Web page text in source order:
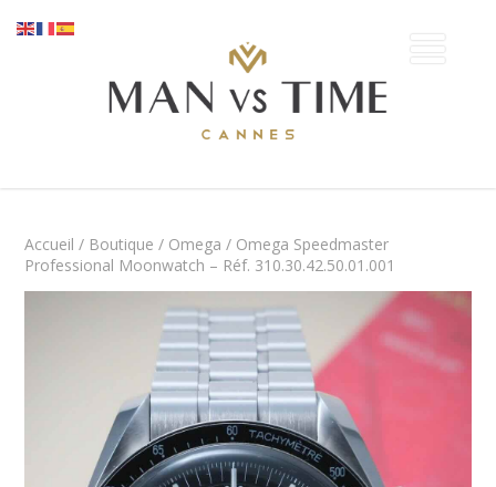
Accueil / Boutique / Omega / Omega Speedmaster
Professional Moonwatch – Réf. 310.30.42.50.01.001